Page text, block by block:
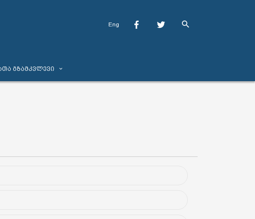
Eng
გზამკვლევი